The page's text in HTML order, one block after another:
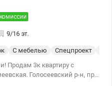
9/16 эт.
С мебелью Спецпроект
Продам 3к квартиру с
Голосеевский р-н, пр-т